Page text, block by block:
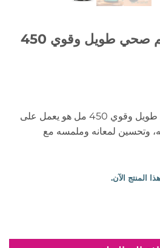
تريشوب حمام كريم صحي طويل وقوي 450
حمام كريم تريشوب صحي طويل وقوي 450 مل هو يعمل على
وتحسين لمعانه وملمسه مع
وقوي 450 مل